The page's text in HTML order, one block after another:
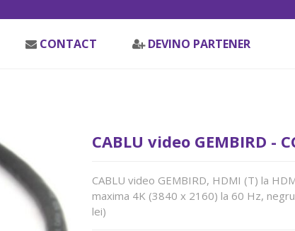
CONTACT DEVINO PARTENER
CABLU video GEMBIRD -
CABLU video GEMBIRD, HDMI (T) la
maxima 4K (3840 x 2160) la 60 Hz,
lei)